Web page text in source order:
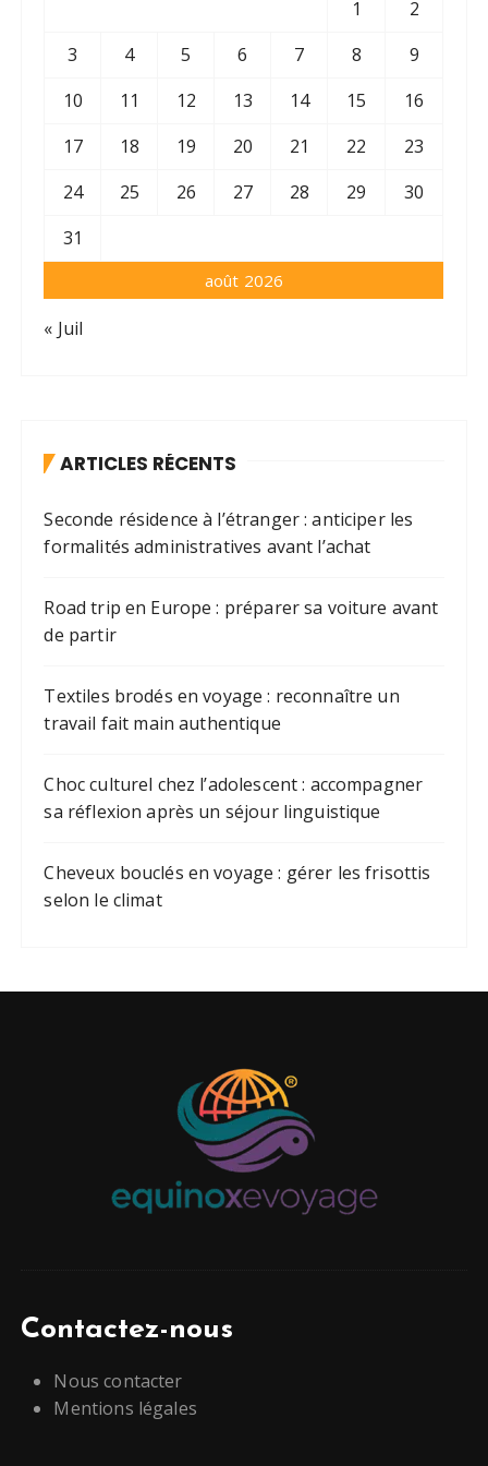
août 2026
1
2
3
4 5 6 7 8
9
10
11 12 13 14 15
16
17
18 19 20 21 22
23
24
25 26 27 28 29
30
31
« Juil
ARTICLES RÉCENTS
Seconde résidence à l’étranger : anticiper les
formalités administratives avant l’achat
Road trip en Europe : préparer sa voiture avant
de partir
Textiles brodés en voyage : reconnaître un
travail fait main authentique
Choc culturel chez l’adolescent : accompagner
sa réflexion après un séjour linguistique
Cheveux bouclés en voyage : gérer les frisottis
selon le climat
Contactez-nous
Nous contacter
Mentions légales